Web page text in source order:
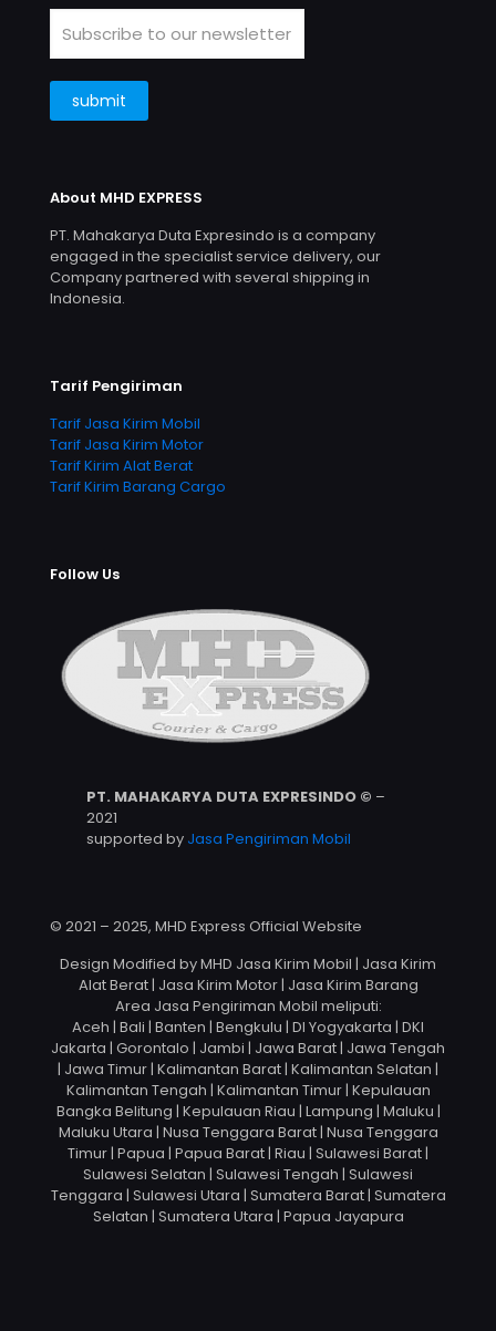
About MHD EXPRESS
PT. Mahakarya Duta Expresindo is a company
engaged in the specialist service delivery, our
Company partnered with several shipping in
Indonesia.
Tarif Pengiriman
Tarif Jasa Kirim Mobil
Tarif Jasa Kirim Motor
Tarif Kirim Alat Berat
Tarif Kirim Barang Cargo
Follow Us
PT. MAHAKARYA DUTA EXPRESINDO © –
2021
supported by Jasa Pengiriman Mobil
© 2021 – 2025, MHD Express Official Website
Design Modified by MHD Jasa Kirim Mobil | Jasa Kirim
Alat Berat | Jasa Kirim Motor | Jasa Kirim Barang
Area Jasa Pengiriman Mobil meliputi:
Aceh | Bali | Banten | Bengkulu | DI Yogyakarta | DKI
Jakarta | Gorontalo | Jambi | Jawa Barat | Jawa Tengah
| Jawa Timur | Kalimantan Barat | Kalimantan Selatan |
Kalimantan Tengah | Kalimantan Timur | Kepulauan
Bangka Belitung | Kepulauan Riau | Lampung | Maluku |
Maluku Utara | Nusa Tenggara Barat | Nusa Tenggara
Timur | Papua | Papua Barat | Riau | Sulawesi Barat |
Sulawesi Selatan | Sulawesi Tengah | Sulawesi
Tenggara | Sulawesi Utara | Sumatera Barat | Sumatera
Selatan | Sumatera Utara | Papua Jayapura